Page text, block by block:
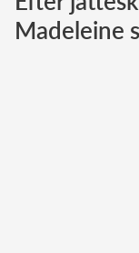
Madeleine